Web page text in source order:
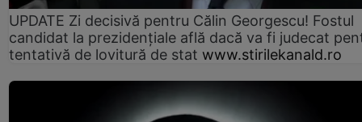
UPDATE Zi decisivă pentru Călin Georgescu! Fostul
candidat la prezidențiale află dacă va fi judecat
tentativă de lovitură de stat www.stirilekanald.ro